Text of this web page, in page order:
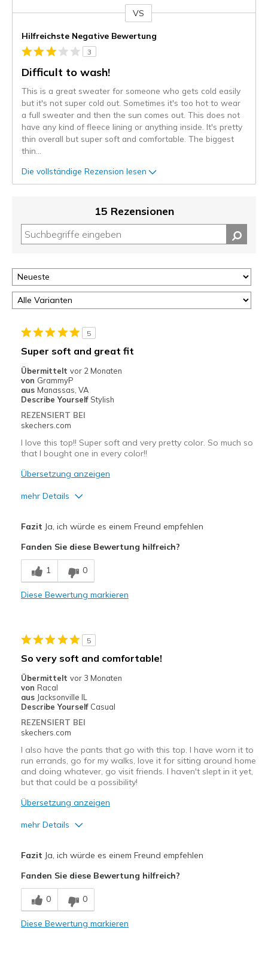
VS
Hilfreichste Negative Bewertung
3
Difficult to wash!
This is a great sweater for someone who gets cold easily
but it's not super cold out. Sometimes it's too hot to wear
a full sweater and then the sun comes out. This does not
have any kind of fleece lining or anything inside. It's pretty
thin overall but super soft and comfortable. The biggest
thin
Die vollständige Rezension lesen
15 Rezensionen
5
Super soft and great fit
Übermittelt vor 2 Monaten
von GrammyP
aus Manassas, VA
Describe Yourself Stylish
REZENSIERT BEI
skechers.com
I love this top!! Super soft and very pretty color. So much so
that I bought one in every color!!
Übersetzung anzeigen
mehr Details
Breathe Well
Comfortable
Casual Wear
Width
Sizing
Feels true to size
View On Shoes
Fazit Ja, ich würde es einem Freund empfehlen
Fanden Sie diese Bewertung hilfreich?
1 0
Diese Bewertung markieren
5
So very soft and comfortable!
Übermittelt vor 3 Monaten
von Racal
aus Jacksonville IL
Describe Yourself Casual
REZENSIERT BEI
skechers.com
I also have the pants that go with this top. I have worn it to
run errands, go for my walks, love it for sitting around home
and doing whatever, go visit friends. I haven't slept in it yet,
but that could be a possibility!
Übersetzung anzeigen
mehr Details
Breathe Well
Comfortable
Fazit Ja, ich würde es einem Freund empfehlen
Fanden Sie diese Bewertung hilfreich?
0 0
Diese Bewertung markieren